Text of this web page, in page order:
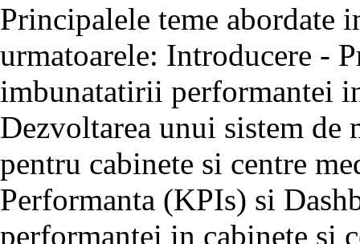
Principalele teme abordate
urmatoarele: Introducere -
imbunatatirii performantei
Dezvoltarea unui sistem de
pentru cabinete si centre
Performanta (KPIs) si
performantei in cabinete si